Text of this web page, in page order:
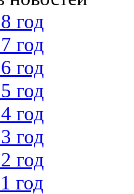
год
год
год
год
год
год
год
год